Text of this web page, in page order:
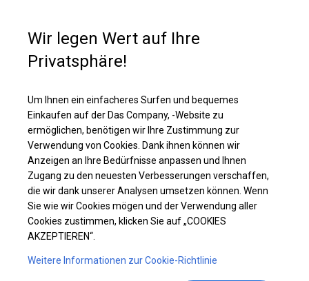
Ganzjährig geöffnete Zelthalle | 8x8 m
Wir legen Wert auf Ihre
Privatsphäre!
Um Ihnen ein einfacheres Surfen und bequemes
Einkaufen auf der Das Company, -Website zu
ermöglichen, benötigen wir Ihre Zustimmung zur
Verwendung von Cookies. Dank ihnen können wir
Anzeigen an Ihre Bedürfnisse anpassen und Ihnen
Zugang zu den neuesten Verbesserungen verschaffen,
die wir dank unserer Analysen umsetzen können. Wenn
Sie wie wir Cookies mögen und der Verwendung aller
Cookies zustimmen, klicken Sie auf „COOKIES
AKZEPTIEREN“.
Weitere Informationen zur Cookie-Richtlinie